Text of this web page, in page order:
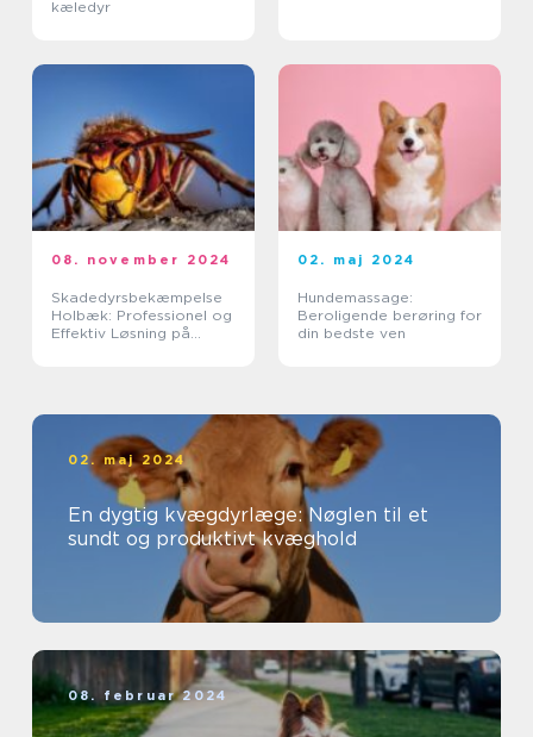
kæledyr
08. november 2024
Skadedyrsbekæmpelse
Holbæk: Professionel og
Effektiv Løsning på
02. maj 2024
Hundemassage:
Beroligende berøring for
din bedste ven
02. maj 2024
En dygtig kvægdyrlæge: Nøglen til et
sundt og produktivt kvæghold
08. februar 2024